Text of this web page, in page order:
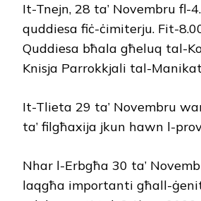
It-Tnejn, 28 ta’ Novembru fl-
quddiesa fiċ-ċimiterju. Fit-
Quddiesa bħala għeluq tal-
Knisja Parrokkjali tal-
It-Tlieta 29 ta’ Novembru
ta’ filgħaxija jkun hawn l-
Nhar l-Erbgħa 30 ta’
laqgħa importanti għall-